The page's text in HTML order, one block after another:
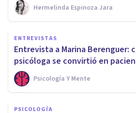
Hermelinda Espinoza Jara
ENTREVISTAS
Entrevista a Marina Berenguer:
psicóloga se convirtió en
Psicología Y Mente
PSICOLOGÍA